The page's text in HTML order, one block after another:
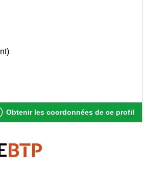
Obtenir les coordonnées de ce profil